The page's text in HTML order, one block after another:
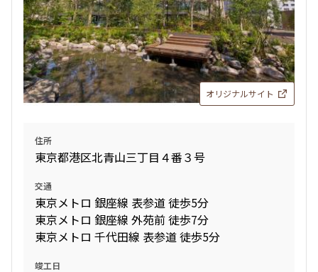
オリジナルサイト
住所
東京都港区北青山三丁目４番３号
交通
東京メトロ 銀座線 表参道 徒歩5分
東京メトロ 銀座線 外苑前 徒歩7分
東京メトロ 千代田線 表参道 徒歩5分
竣工日